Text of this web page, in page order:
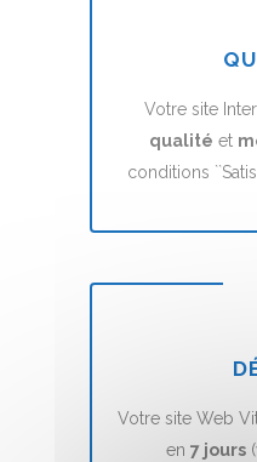
Votre site
qualité et
conditions
Votre site Web
en 7 jours